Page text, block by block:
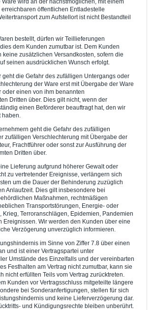
öffentlichen Entladestelle
zum Aufstellort ist nicht Bestandteil
bestellt, dürfen wir Teillieferungen
dem Kunden zumutbar ist. Dem Kunden
keine zusätzlichen Versandkosten, sofern die
seinen ausdrücklichen Wunsch erfolgt.
geht die Gefahr des zufälligen Untergangs oder
der Ware erst mit Übergabe der Ware
oder einen von ihm benannten
Dritten über. Dies gilt nicht, wenn der
einen Beförderer beauftragt hat, den wir
geht die Gefahr des zufälligen
zufälligen Verschlechterung mit Übergabe der
Frachtführer oder sonst zur Ausführung der
Dritten über.
Lieferung aufgrund höherer Gewalt oder
zu vertretender Ereignisse, verlängern sich
um die Dauer der Behinderung zuzüglich
Anlaufzeit. Dies gilt insbesondere bei
Maßnahmen, rechtmäßigen
Transportstörungen, Energie- oder
Krieg, Terroranschlägen, Epidemien, Pandemien
Ereignissen. Wir werden den Kunden über eine
Verzögerung unverzüglich informieren.
im Sinne von Ziffer 7.8 über einen
und ist einer Vertragspartei unter
Umstände des Einzelfalls und der vereinbarten
Festhalten am Vertrag nicht zumutbar, kann sie
nicht erfüllten Teils vom Vertrag zurücktreten.
Kunden vor Vertragsschluss mitgeteilte längere
bei Sonderanfertigungen, stellen für sich
und keine Lieferverzögerung dar.
und Kündigungsrechte bleiben unberührt.